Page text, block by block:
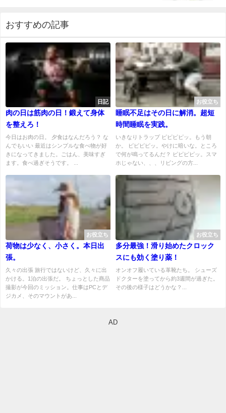
おすすめの記事
日記
肉の日は筋肉の日！鍛えて身体
を整えろ！
今日はお肉の日。 夕食はなんだろう？ な
んでもいい 最近はシンプルな食べ物が好
きになってきました。ごはん、美味すぎ
ます。食べ過ぎそうです。 ...
お役立ち
睡眠不足はその日に解消。超短
時間睡眠を実践。
いきなりトラップ ピピピピッ。もう朝
か。 ピピピピッ。やけに暗いな。ところ
で何が鳴ってるんだ？ ピピピピッ。スマ
ホじゃない、、、リビングの方...
お役立ち
荷物は少なく、小さく。本日出
張。
久々の出張 旅行ではないけど、久々に出
かける。1泊の出張だ。 ちょっとした商品
撮影が今回のミッション。仕事はPCとデ
ジカメ、そのマウントがあ...
お役立ち
多分最強！滑り始めたクロック
スにも効く塗り薬！
オンオフ履いている革靴たち。 シューズ
ドクターを塗ってから約3週間が過ぎた。
その後の様子はどうかな？...
AD